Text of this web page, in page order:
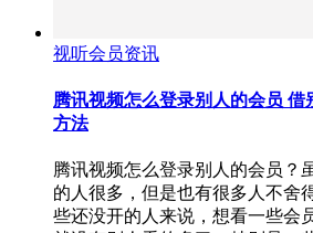
视听会员资讯
腾讯视频怎么登录别人的会员 借
方法
腾讯视频怎么登录别人的会员？
的人很多，但是也有很多人不舍
些还没开的人来说，想看一些会